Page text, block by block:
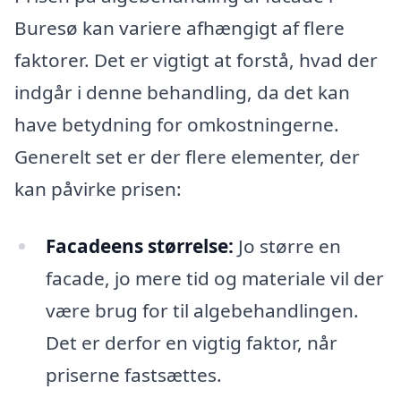
Buresø kan variere afhængigt af flere
faktorer. Det er vigtigt at forstå, hvad der
indgår i denne behandling, da det kan
have betydning for omkostningerne.
Generelt set er der flere elementer, der
kan påvirke prisen:
Facadeens størrelse: Jo større en
facade, jo mere tid og materiale vil der
være brug for til algebehandlingen.
Det er derfor en vigtig faktor, når
priserne fastsættes.